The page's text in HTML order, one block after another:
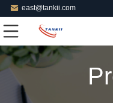
east@tankii.com